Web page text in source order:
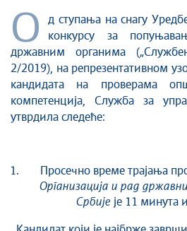
О
д ступања на снагу
конкурсу за
државним органима
2/2019), на репрезентативном
кандидата на проверама
компетенција, Служба за
утврдила следеће:
Просечно време трајања
Организација и рад
Србије је 11 минута